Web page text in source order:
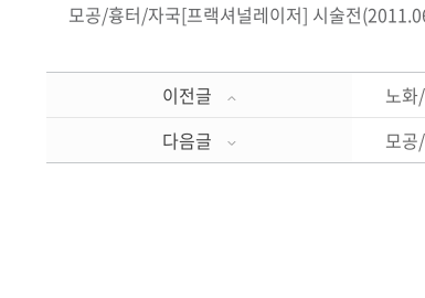
모공/흉터/자국[프랙셔널레이저] 시술전
이전글
노화
다음글
모공